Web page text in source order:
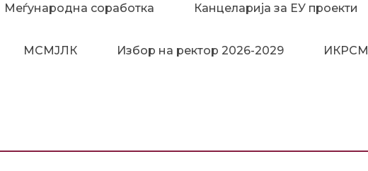
Меѓународна соработка Канцеларија за ЕУ проекти
МСМЈЛК Избор на ректор 2026-2029 ИКРСМ